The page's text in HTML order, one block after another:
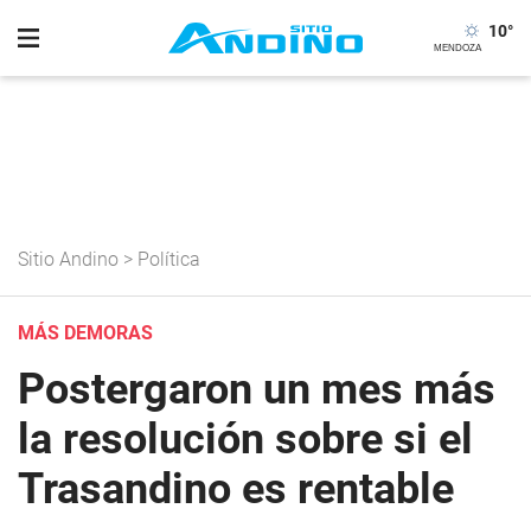
10°
Sitio Andino > Política
MÁS DEMORAS
Postergaron un mes más
la resolución sobre si el
Trasandino es rentable